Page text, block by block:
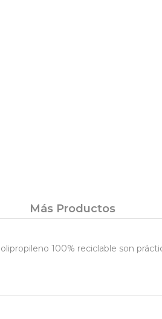
Más Productos
100% reciclable son